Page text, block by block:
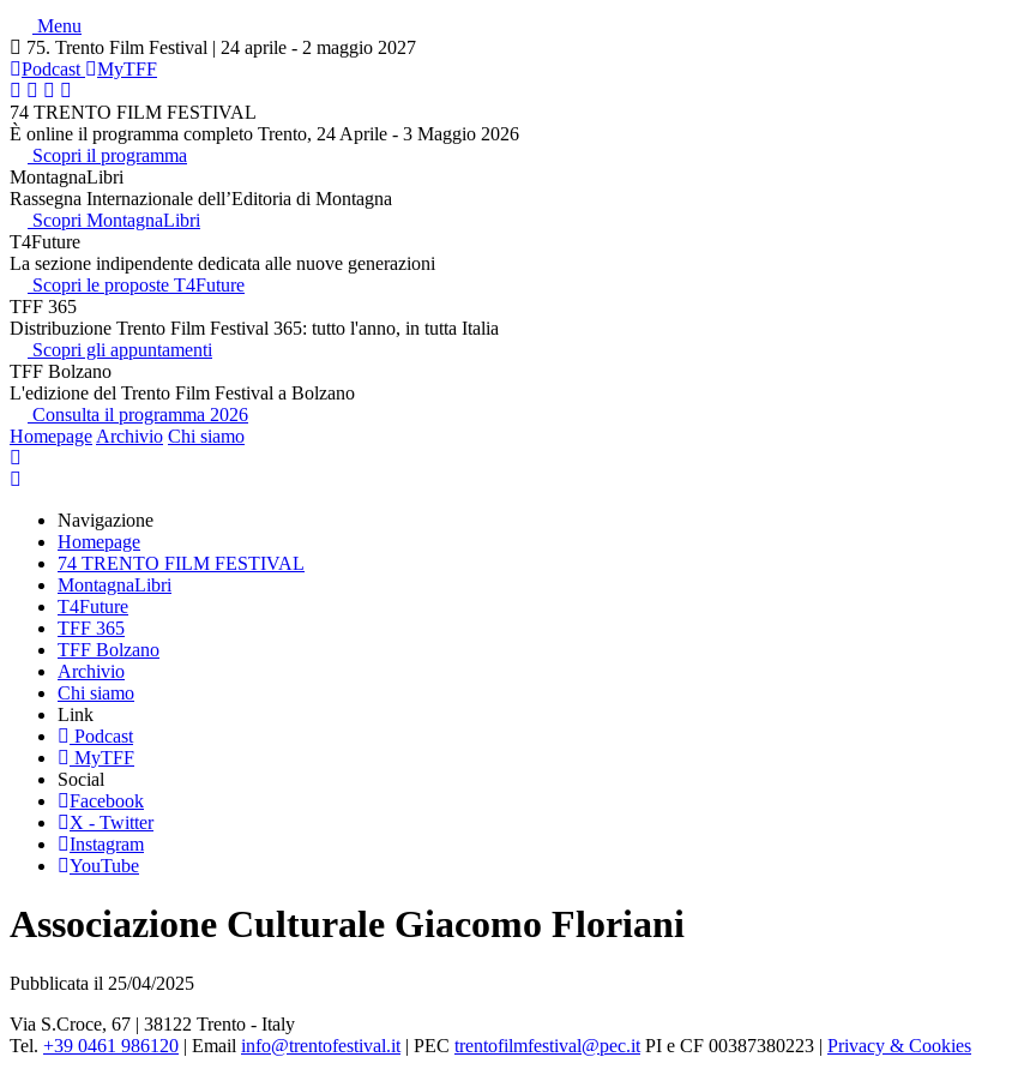
Menu
75. Trento Film Festival | 24 aprile - 2 maggio 2027
Podcast
MyTFF
74 TRENTO FILM FESTIVAL
È online il programma completo Trento, 24 Aprile - 3 Maggio 2026
Scopri il programma
MontagnaLibri
Rassegna Internazionale dell’Editoria di Montagna
Scopri MontagnaLibri
T4Future
La sezione indipendente dedicata alle nuove generazioni
Scopri le proposte T4Future
TFF 365
Distribuzione Trento Film Festival 365: tutto l'anno, in tutta Italia
Scopri gli appuntamenti
TFF Bolzano
L'edizione del Trento Film Festival a Bolzano
Consulta il programma 2026
Homepage Archivio Chi siamo
Navigazione
Homepage
74 TRENTO FILM FESTIVAL
MontagnaLibri
T4Future
TFF 365
TFF Bolzano
Archivio
Chi siamo
Link
Podcast
MyTFF
Social
Facebook
X - Twitter
Instagram
YouTube
Associazione Culturale Giacomo Floriani
Pubblicata il 25/04/2025
Via S.Croce, 67 | 38122 Trento - Italy
Tel. +39 0461 986120 | Email info@trentofestival.it | PEC trentofilmfestival@pec.it PI e CF 00387380223 | Privacy & Cookies